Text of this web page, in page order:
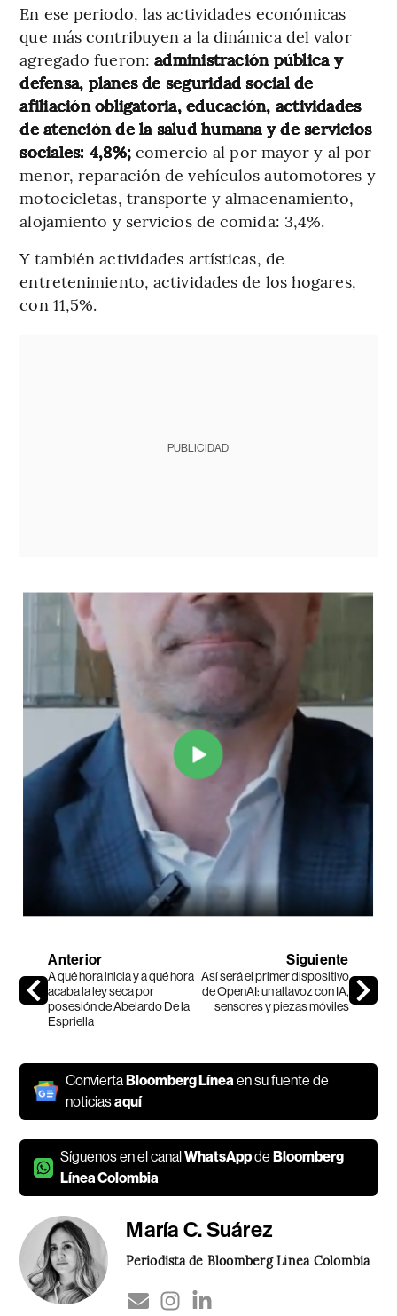
En ese periodo, las actividades económicas
que más contribuyen a la dinámica del valor
agregado fueron:administración pública y
defensa, planes de seguridad social de
afiliación obligatoria, educación, actividades
de atención de la salud humana y de servicios
sociales: 4,8%;comercio al por mayor y al por
menor, reparación de vehículos automotores y
motocicletas, transporte y almacenamiento,
alojamiento y servicios de comida: 3,4%.
Y también actividades artísticas, de
entretenimiento, actividades de los hogares,
con 11,5%.
PUBLICIDAD
Anterior
A qué hora inicia y a qué hora
acaba la ley seca por
posesión de Abelardo De la
Espriella
Siguiente
Así será el primer dispositivo
de OpenAI: un altavoz con IA,
sensores y piezas móviles
ConviertaBloomberg Línea en su fuente de
noticiasaquí
Síguenos en el canalWhatsAppdeBloomberg
Línea Colombia
María C. Suárez
Periodista de Bloomberg Línea Colombia